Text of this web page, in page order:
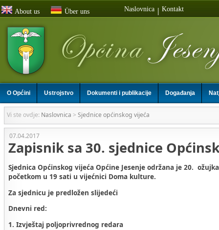
About us Über uns Naslovnica | Kontakt
O Općini Ustrojstvo Dokumenti i publikacije Događanja
Vi ste ovdje: Naslovnica > Sjednice općinskog vijeća
07.04.2017
Zapisnik sa 30. sjednice
Sjednica Općinskog vijeća Općine Jesenje održana je 20.
početkom u 19 sati u vijećnici Doma kulture.
Za sjednicu je predložen slijedeći
Dnevni red:
1. Izvještaj poljoprivrednog redara